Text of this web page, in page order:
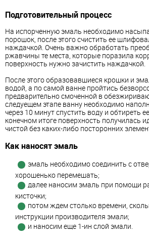
Подготовительный процесс
На испорченную эмаль необходимо
порошок, после этого счистить ее
наждачкой. Очень важно обработать
ржавчины те места, которые поразила
поверхность нужно зачистить наждачкой.
После этого образовавшиеся крошки и
водой, а по самой ванне пройтись
предварительно смоченной в
следуещем этапе ванну необходимо
через 10 минут спустить воду и обтиреть
конечном итоге поверхность получилась
чистой без каких-либо посторонних
Как наносят эмаль
эмаль необходимо соединить с
хорошенько перемешать;
далее наносим эмаль при помощи
кисточки;
потом ждем столько времени,
инструкции производителя эмали;
и наносим еще 1-ин слой эмали.